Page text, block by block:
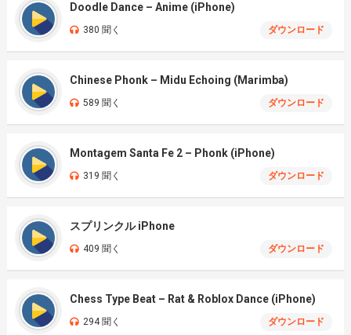
Doodle Dance – Anime (iPhone)
380 聞く ダウンロード
Chinese Phonk – Midu Echoing (Marimba)
589 聞く ダウンロード
Montagem Santa Fe 2 – Phonk (iPhone)
319 聞く ダウンロード
スプリンクル iPhone
409 聞く ダウンロード
Chess Type Beat – Rat & Roblox Dance (iPhone)
294 聞く ダウンロード